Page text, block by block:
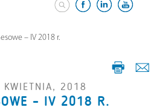
– IV 2018 r.
KWIETNIA, 2018
– IV 2018 R.